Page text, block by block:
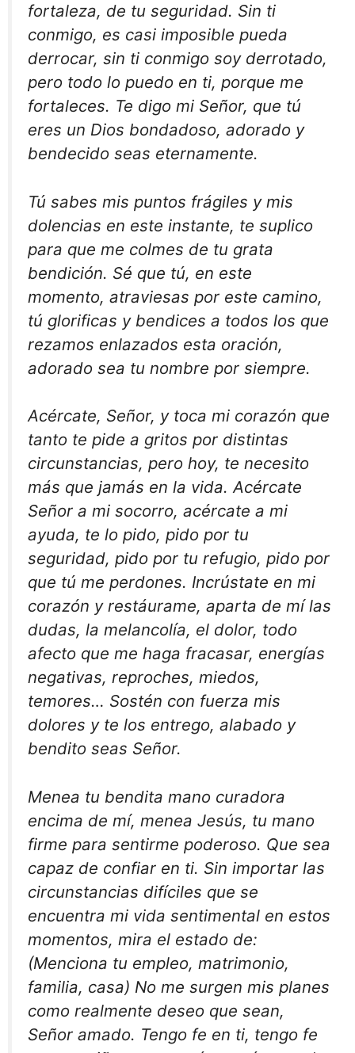
fortaleza, de tu seguridad. Sin ti
conmigo, es casi imposible pueda
derrocar, sin ti conmigo soy derrotado,
pero todo lo puedo en ti, porque me
fortaleces. Te digo mi Señor, que tú
eres un Dios bondadoso, adorado y
bendecido seas eternamente.
Tú sabes mis puntos frágiles y mis
dolencias en este instante, te suplico
para que me colmes de tu grata
bendición. Sé que tú, en este
momento, atraviesas por este camino,
tú glorificas y bendices a todos los que
rezamos enlazados esta oración,
adorado sea tu nombre por siempre.
Acércate, Señor, y toca mi corazón que
tanto te pide a gritos por distintas
circunstancias, pero hoy, te necesito
más que jamás en la vida. Acércate
Señor a mi socorro, acércate a mi
ayuda, te lo pido, pido por tu
seguridad, pido por tu refugio, pido por
que tú me perdones. Incrústate en mi
corazón y restáurame, aparta de mí las
dudas, la melancolía, el dolor, todo
afecto que me haga fracasar, energías
negativas, reproches, miedos,
temores… Sostén con fuerza mis
dolores y te los entrego, alabado y
bendito seas Señor.
Menea tu bendita mano curadora
encima de mí, menea Jesús, tu mano
firme para sentirme poderoso. Que sea
capaz de confiar en ti. Sin importar las
circunstancias difíciles que se
encuentra mi vida sentimental en estos
momentos, mira el estado de:
(Menciona tu empleo, matrimonio,
familia, casa) No me surgen mis planes
como realmente deseo que sean,
Señor amado. Tengo fe en ti, tengo fe